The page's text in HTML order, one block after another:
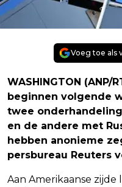
Voeg toe als
WASHINGTON (ANP/
beginnen volgende
twee
en de andere met
hebben anonieme
persbureau Reuters
Aan Amerikaanse